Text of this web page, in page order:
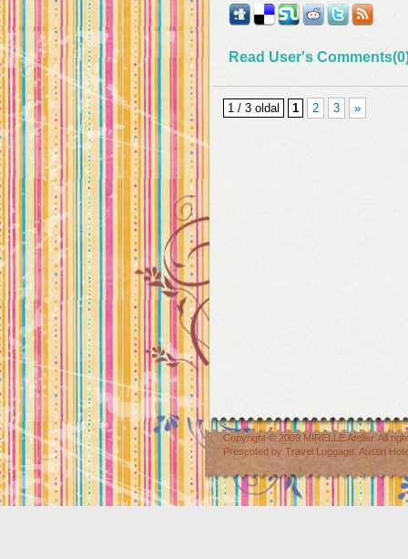
Read User's
1 / 3 oldal 1 2 3 »
Copyright © 2009 MIRELLE Atelier. All
Presented by Travel Luggage Austin